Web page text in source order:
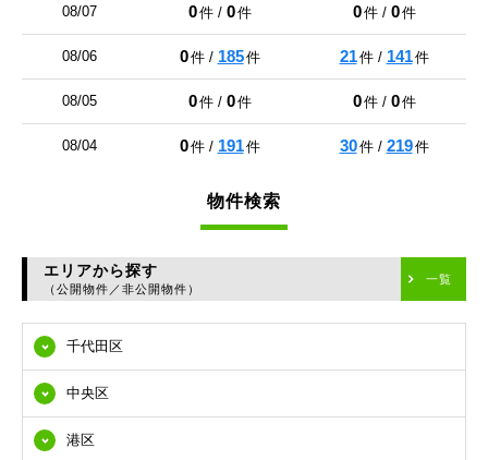
08/07 0件 / 0件 0件 / 0件
08/06 0件 / 185件 21件 / 141件
08/05 0件 / 0件 0件 / 0件
08/04 0件 / 191件 30件 / 219件
物件検索
エリアから探す
（公開物件／非公開物件）
一覧
千代田区
中央区
港区